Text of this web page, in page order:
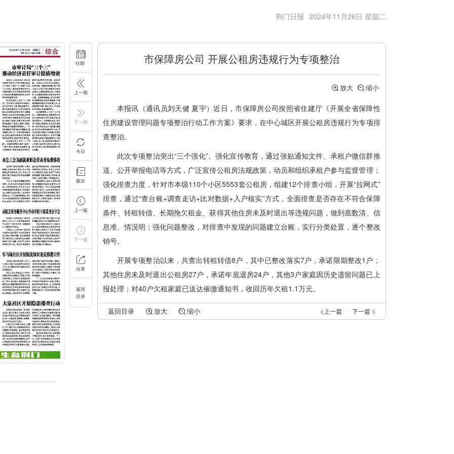
荆门日报 2024年11月26日 星期二
市保障房公司 开展公租房违规行为专项整治
放大 缩小
本报讯（通讯员刘天健 夏宇）近日，市保障房公司按照省住建厅《开展全省保障性
住房建设管理问题专项整治行动工作方案》要求，在中心城区开展公租房违规行为专项排
查整治。
此次专项整治突出“三个强化”。强化宣传教育，通过张贴通知文件、承租户微信群推
送、公开举报电话等方式，广泛宣传公租房法规政策，动员和组织承租户参与监督管理；
强化排查力度，针对市本级110个小区5553套公租房，组建12个排查小组，开展“拉网式”
排查，通过“查台账+调查走访+比对数据+入户核实”方式，全面排查是否存在不符合保障
条件、转租转借、长期拖欠租金、获得其他住房未及时退出等违规问题，做到底数清、信
息准、情况明；强化问题整改，对排查中发现的问题建立台账，实行分类处置，逐个整改
销号。
开展专项整治以来，共查出转租转借8户，其中已整改落实7户，承诺限期整改1户；
其他住房未及时退出公租房27户，承诺年底退房24户，其他3户家庭因历史遗留问题已上
报处理；对40户欠租家庭已送达催缴通知书，收回历年欠租1.1万元。
返回目录 放大 缩小 <上一篇 下一篇 >
往期
上一期
下一期
今日
版次
上一版
下一版
分享
返回
目录